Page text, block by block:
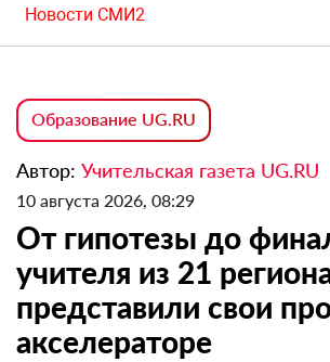
Новости СМИ2
Образование UG.RU
Автор: Учительская газета UG.RU
10 августа 2026, 08:29
От гипотезы до
учителя из 21
представили свои
акселераторе